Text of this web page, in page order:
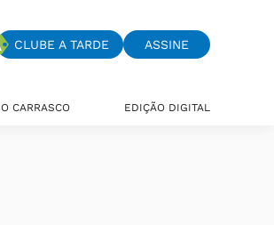
CLUBE A TARDE ASSINE
O CARRASCO EDIÇÃO DIGITAL